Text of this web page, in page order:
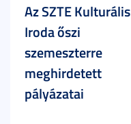
Az SZTE Kulturális
Iroda őszi
szemeszterre
meghirdetett
pályázatai